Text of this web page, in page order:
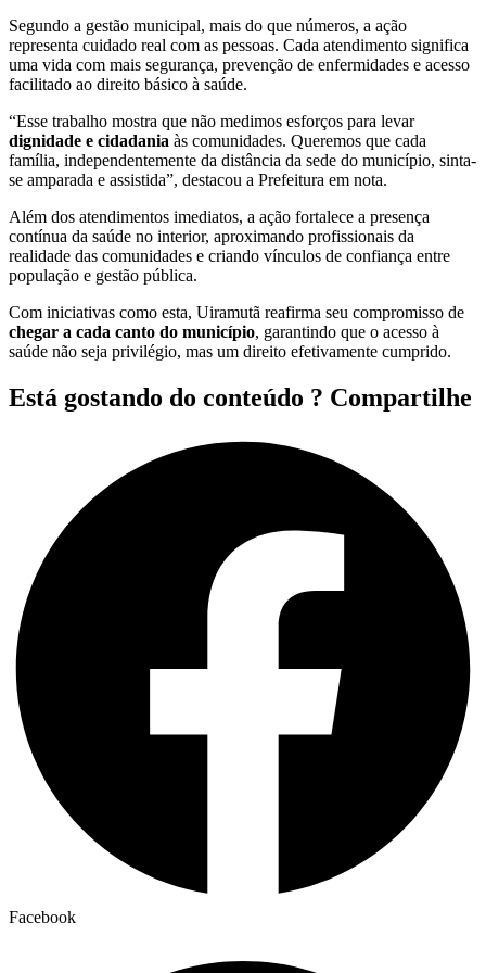
Segundo a gestão municipal, mais do que números, a ação
representa cuidado real com as pessoas. Cada atendimento significa
uma vida com mais segurança, prevenção de enfermidades e acesso
facilitado ao direito básico à saúde.
“Esse trabalho mostra que não medimos esforços para levar
dignidade e cidadania às comunidades. Queremos que cada
família, independentemente da distância da sede do município, sinta-
se amparada e assistida”, destacou a Prefeitura em nota.
Além dos atendimentos imediatos, a ação fortalece a presença
contínua da saúde no interior, aproximando profissionais da
realidade das comunidades e criando vínculos de confiança entre
população e gestão pública.
Com iniciativas como esta, Uiramutã reafirma seu compromisso de
chegar a cada canto do município, garantindo que o acesso à
saúde não seja privilégio, mas um direito efetivamente cumprido.
Está gostando do conteúdo ? Compartilhe
Facebook